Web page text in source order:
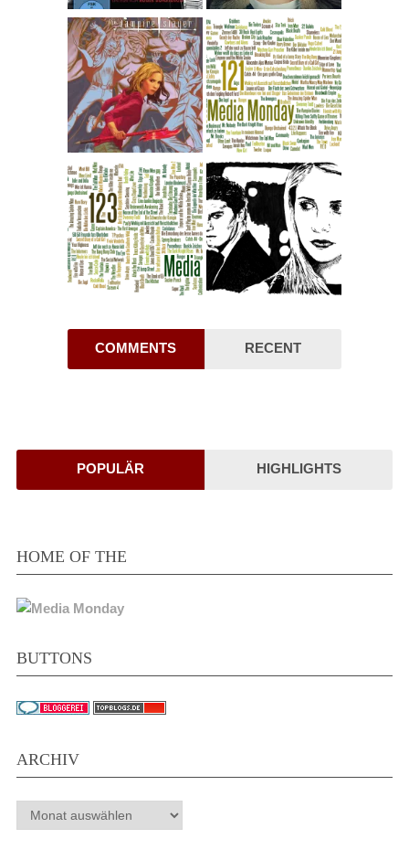
COMMENTS RECENT
POPULÄR HIGHLIGHTS
HOME OF THE
BUTTONS
ARCHIV
Archiv